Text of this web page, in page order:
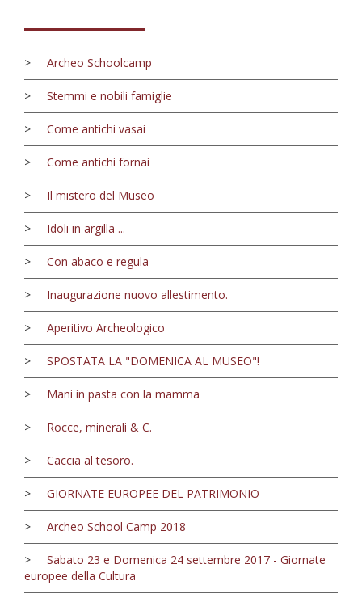
> Archeo Schoolcamp
> Stemmi e nobili famiglie
> Come antichi vasai
> Come antichi fornai
> Il mistero del Museo
> Idoli in argilla ...
> Con abaco e regula
> Inaugurazione nuovo allestimento.
> Aperitivo Archeologico
> SPOSTATA LA "DOMENICA AL MUSEO"!
> Mani in pasta con la mamma
> Rocce, minerali & C.
> Caccia al tesoro.
> GIORNATE EUROPEE DEL PATRIMONIO
> Archeo School Camp 2018
>
Sabato 23 e Domenica 24 settembre 2017 - Giornate
europee della Cultura